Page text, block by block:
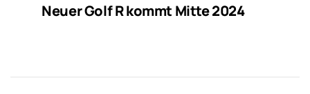
Neuer Golf R kommt Mitte 2024